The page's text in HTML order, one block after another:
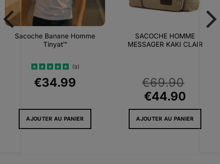
Sacoche Banane Homme
Tinyat™
Note 5sur
5
(9)
€34.99
AJOUTER AU PANIER
SACOCHE HOMME
MESSAGER KAKI CLAIR
€69.90
Le
prix
initial
€44.90
prix
AJOUTER AU PANIER